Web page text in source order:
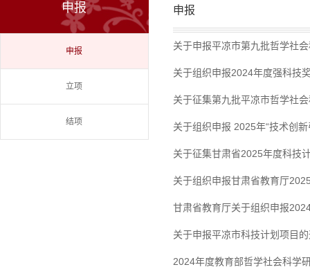
申报
申报
立项
结项
申报
关于申报平凉市第九批哲学社
关于组织申报2024年度强科技
关于征集第九批平凉市哲学社
关于组织申报 2025年“技术创
关于征集甘肃省2025年度科技
关于组织申报甘肃省教育厅
甘肃省教育厅关于组织申报
关于申报平凉市科技计划项目
2024年度教育部哲学社会科学